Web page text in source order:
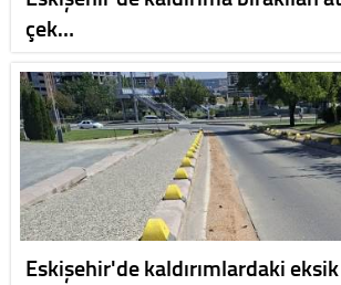
çek…
Eskişehir'de kaldırımlardaki